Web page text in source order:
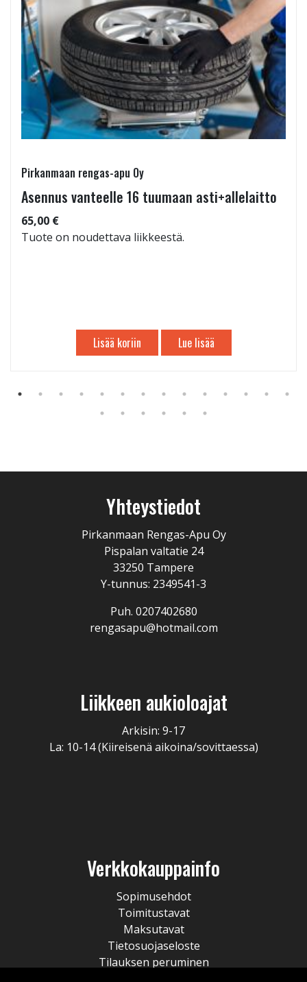
Pirkanmaan rengas-apu Oy
Asennus vanteelle 16 tuumaan asti+allelaitto
65,00 €
Tuote on noudettava liikkeestä.
Lisää koriin Lue lisää
Yhteystiedot
Pirkanmaan Rengas-Apu Oy
Pispalan valtatie 24
33250 Tampere
Y-tunnus: 2349541-3
Puh. 0207402680
rengasapu@hotmail.com
Liikkeen aukioloajat
Arkisin: 9-17
La: 10-14 (Kiireisenä aikoina/sovittaessa)
Verkkokauppainfo
Sopimusehdot
Toimitustavat
Maksutavat
Tietosuojaseloste
Tilauksen peruminen